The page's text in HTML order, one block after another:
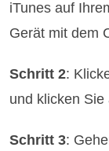
iTunes auf
Gerät mit dem
Schritt 2:
und klicken
Schritt 3: